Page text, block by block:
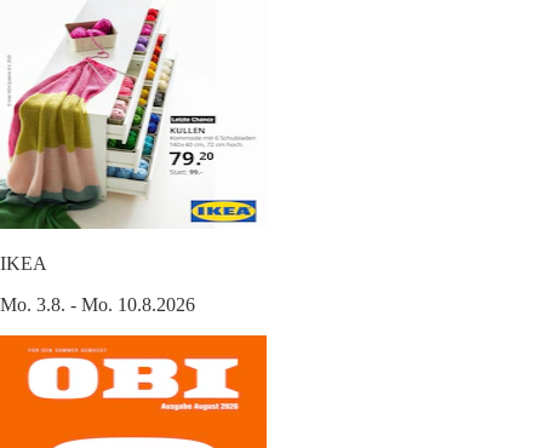
IKEA
Mo. 3.8. - Mo. 10.8.2026